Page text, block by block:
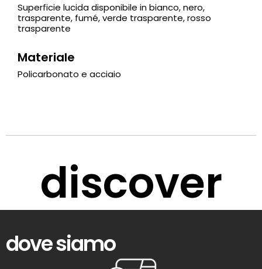
Superficie lucida disponibile in bianco, nero,
trasparente, fumé, verde trasparente, rosso
trasparente
Materiale
Policarbonato e acciaio
discover
dove siamo